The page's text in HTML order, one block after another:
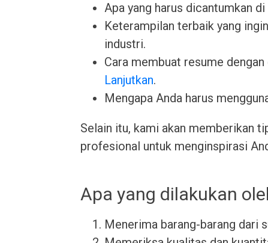
Apa yang harus dicantumkan
Keterampilan terbaik yang
industri.
Cara membuat resume
Lanjutkan.
Mengapa Anda harus
Selain itu, kami akan memberikan
profesional untuk menginspirasi
Apa yang dilakukan
Menerima barang-barang dari